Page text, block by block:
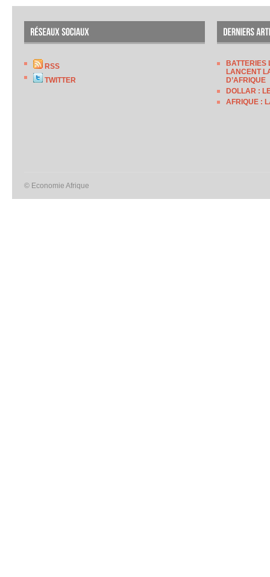
RSS
TWITTER
BATTERIES
LANCENT
D’AFRIQUE
DOLLAR :
AFRIQUE :
© Economie Afrique